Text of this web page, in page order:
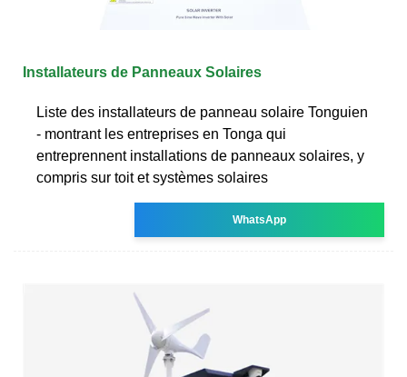
Installateurs de Panneaux Solaires
Liste des installateurs de panneau solaire Tonguien
- montrant les entreprises en Tonga qui
entreprennent installations de panneaux solaires, y
compris sur toit et systèmes solaires
WhatsApp